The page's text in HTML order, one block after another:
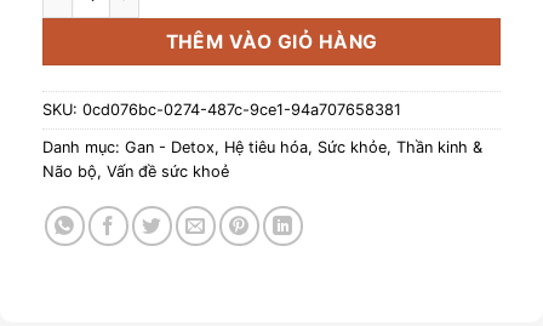
THÊM VÀO GIỎ HÀNG
SKU: 0cd076bc-0274-487c-9ce1-94a707658381
Danh mục: Gan - Detox, Hệ tiêu hóa, Sức khỏe, Thần kinh &
Não bộ, Vấn đề sức khoẻ